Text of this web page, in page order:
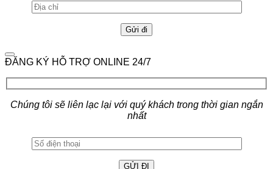
ĐĂNG KÝ HỖ TRỢ ONLINE 24/7
Chúng tôi sẽ liên lạc lại với quý khách trong thời gian ngắn
nhất